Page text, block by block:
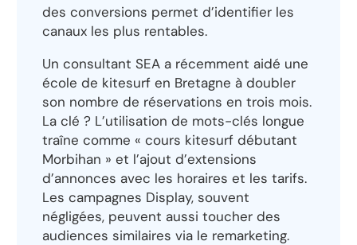
des conversions permet d’identifier les
canaux les plus rentables.
Un consultant SEA a récemment aidé une
école de kitesurf en Bretagne à doubler
son nombre de réservations en trois mois.
La clé ? L’utilisation de mots-clés longue
traîne comme « cours kitesurf débutant
Morbihan » et l’ajout d’extensions
d’annonces avec les horaires et les tarifs.
Les campagnes Display, souvent
négligées, peuvent aussi toucher des
audiences similaires via le remarketing.